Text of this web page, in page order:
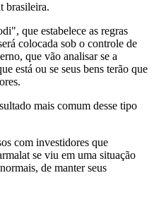
brasileira.
que estabelece as regras
colocada sob o controle de
que vão analisar se a
está ou se seus bens terão que
mais comum desse tipo
com investidores que
se viu em uma situação
de manter seus